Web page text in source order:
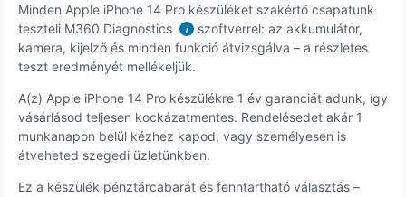
Minden Apple iPhone 14 Pro készüléket szakértő csapatunk
teszteli M360 Diagnostics
i
szoftverrel: az akkumulátor,
kamera, kijelző és minden funkció átvizsgálva – a részletes
teszt eredményét mellékeljük.
A(z) Apple iPhone 14 Pro készülékre 1 év garanciát adunk, így
vásárlásod teljesen kockázatmentes. Rendelésedet akár 1
munkanapon belül kézhez kapod, vagy személyesen is
átveheted szegedi üzletünkben.
Ez a készülék pénztárcabarát és fenntartható választás –